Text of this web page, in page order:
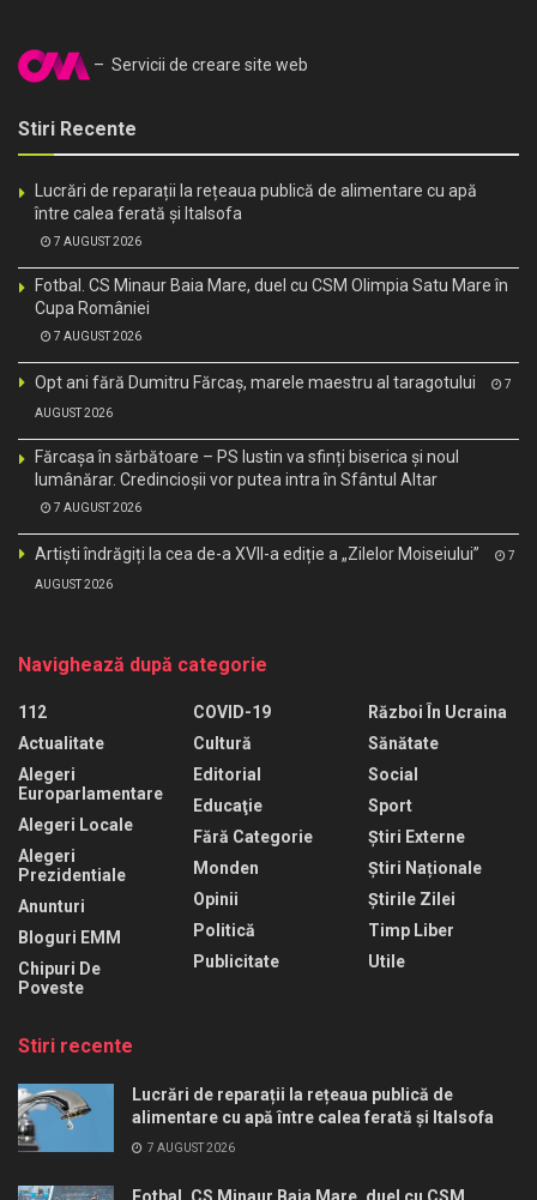
– Servicii de creare site web
Stiri Recente
Lucrări de reparații la rețeaua publică de alimentare cu apă
între calea ferată și Italsofa
7 AUGUST 2026
Fotbal. CS Minaur Baia Mare, duel cu CSM Olimpia Satu Mare în
Cupa României
7 AUGUST 2026
Opt ani fără Dumitru Fărcaș, marele maestru al taragotului 7
AUGUST 2026
Fărcașa în sărbătoare – PS Iustin va sfinți biserica și noul
lumânărar. Credincioșii vor putea intra în Sfântul Altar
7 AUGUST 2026
Artiști îndrăgiți la cea de-a XVII-a ediție a „Zilelor Moiseiului” 7
AUGUST 2026
Navighează după categorie
112
Actualitate
Alegeri
Europarlamentare
Alegeri Locale
Alegeri
Prezidentiale
Anunturi
Bloguri EMM
Chipuri De
Poveste
COVID-19
Cultură
Editorial
Educaţie
Fără Categorie
Monden
Opinii
Politică
Publicitate
Război În Ucraina
Sănătate
Social
Sport
Știri Externe
Știri Naționale
Știrile Zilei
Timp Liber
Utile
Stiri recente
Lucrări de reparații la rețeaua publică de
alimentare cu apă între calea ferată și Italsofa
7 AUGUST 2026